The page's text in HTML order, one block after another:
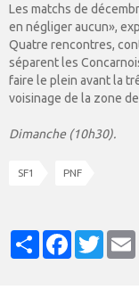
Les matchs de
en négliger aucun»,
Quatre rencontres,
séparent les
faire le plein avant la
voisinage de la zone
Dimanche (10h30).
SF1 PNF
PartagerFacebook
Twitter